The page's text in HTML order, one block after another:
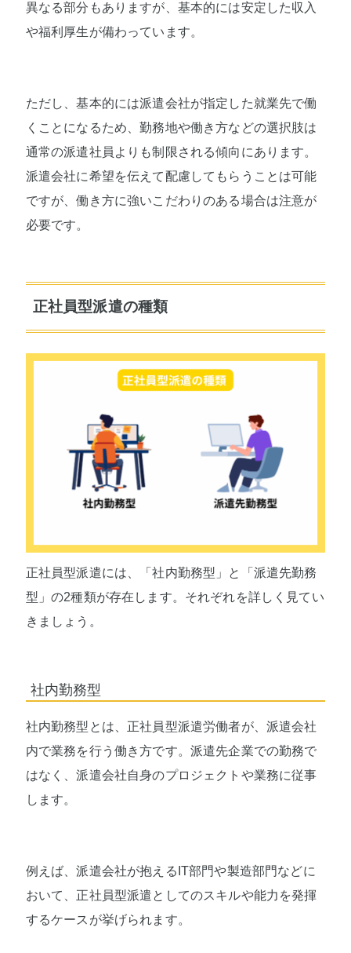
異なる部分もありますが、基本的には安定した収入
や福利厚生が備わっています。
ただし、基本的には派遣会社が指定した就業先で働
くことになるため、勤務地や働き方などの選択肢は
通常の派遣社員よりも制限される傾向にあります。
派遣会社に希望を伝えて配慮してもらうことは可能
ですが、働き方に強いこだわりのある場合は注意が
必要です。
正社員型派遣の種類
正社員型派遣には、「社内勤務型」と「派遣先勤務
型」の2種類が存在します。それぞれを詳しく見てい
きましょう。
社内勤務型
社内勤務型とは、正社員型派遣労働者が、派遣会社
内で業務を行う働き方です。派遣先企業での勤務で
はなく、派遣会社自身のプロジェクトや業務に従事
します。
例えば、派遣会社が抱えるIT部門や製造部門などに
おいて、正社員型派遣としてのスキルや能力を発揮
するケースが挙げられます。